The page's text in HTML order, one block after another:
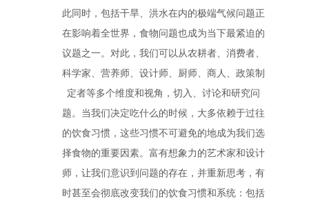
此同时，包括干旱、洪水在内的极端气候问题正
在影响着全世界，食物问题也成为当下最紧迫的
议题之一。对此，我们可以从农耕者、消费者、
科学家、营养师、设计师、厨师、商人、政策制
定者等多个维度和视角，切入、讨论和研究问
题。当我们决定吃什么的时候，大多依赖于过往
的饮食习惯，这些习惯不可避免的地成为我们选
择食物的重要因素。富有想象力的艺术家和设计
师，让我们意识到问题的存在，并重新思考，有
时甚至会彻底改变我们的饮食习惯和系统：包括